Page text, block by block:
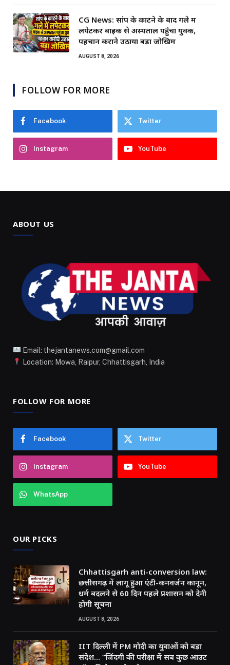
CG News: सांप के काटने के बाद गले में
लपेटकर बाइक से अस्पताल पहुंचा युवक,
पहचान कराने उठाया बड़ा जोखिम
AUGUST 8, 2026
FOLLOW FOR MORE
Facebook Twitter
Instagram YouTube
ABOUT US
Email: thejantanews.com@gmail.com
Location: Mowa, Raipur, Chhattisgarh, India
FOLLOW FOR MORE
Facebook Twitter
Instagram YouTube
WhatsApp
OUR PICKS
Chhattisgarh anti-conversion law:
छत्तीसगढ़ में लागू हुआ एंटी-कनवर्जन कानून,
धर्म बदलने से 60 दिन पहले प्रशासन को देनी
होगी सूचना
AUGUST 8, 2026
IIT दिल्ली में PM मोदी का युवाओं को बड़ा
संदेश… “जिंदगी की परीक्षा में सब कुछ आउट